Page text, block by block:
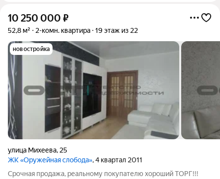
10 250 000 ₽
52,8 м² 2-комн. квартира 19 этаж из 22
новостройка
улица Михеева, 25
ЖК «Оружейная слобода», 4 квартал 2011
Срочная продажа, реальному покупателю хороший ТОРГ!!!